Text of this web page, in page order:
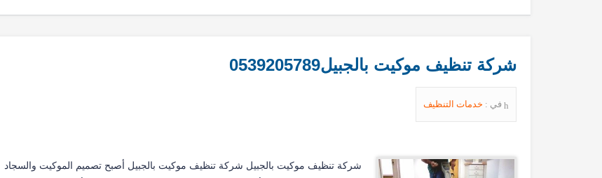
شركة تنظيف موكيت بالجبيل0539205789
في : خدمات التنظيف
شركة تنظيف موكيت بالجبيل شركة تنظيف موكيت بالجبيل أصبح تصميم الموكيت والسجاد